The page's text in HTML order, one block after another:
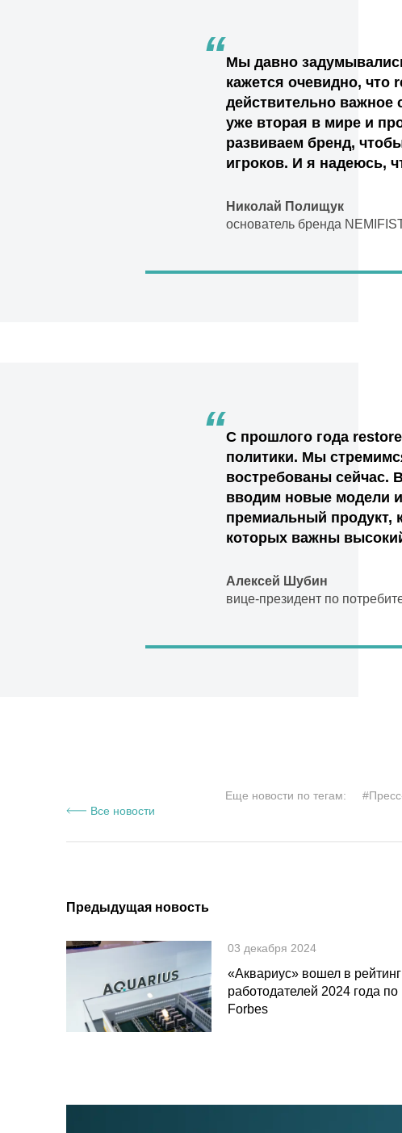
Все новости
“Мы давно
кажется очевидно, что
действительно важное
уже вторая в мире и
развиваем бренд,
игроков. И я надеюсь,
Николай Полищук
основатель бренда
“С прошлого года
политики. Мы
востребованы сейчас.
вводим новые модели
премиальный продукт,
которых важны
Алексей Шубин
вице-президент по
Еще новости по тегам:
Предыдущая новость
03 декабря 2024
«Аквариус» вошел в
работодателей 2024 года по
Forbes